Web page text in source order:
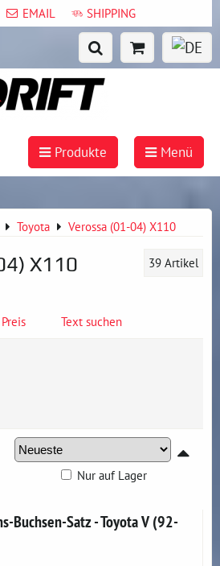
EMAIL SHIPPING
Produkte Menü
Toyota Verossa (01-04) X110
X110 39 Artikel
Preis Text suchen
Nur auf Lager
Buchsen-Satz - Toyota V (92-